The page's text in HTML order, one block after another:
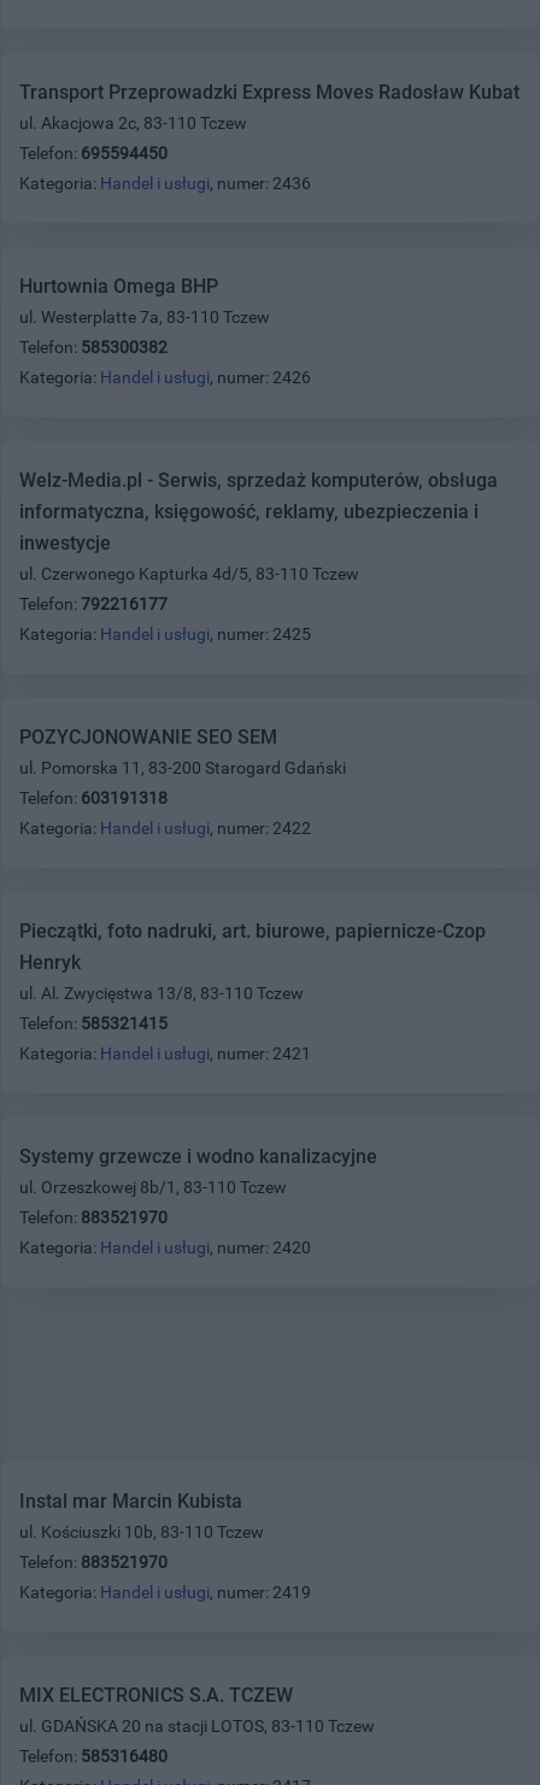
Transport Przeprowadzki Express Moves Radosław Kubat
ul. Akacjowa 2c, 83-110 Tczew
Telefon: 695594450
Kategoria: Handel i usługi, numer: 2436
Hurtownia Omega BHP
ul. Westerplatte 7a, 83-110 Tczew
Telefon: 585300382
Kategoria: Handel i usługi, numer: 2426
Welz-Media.pl - Serwis, sprzedaż komputerów, obsługa
informatyczna, księgowość, reklamy, ubezpieczenia i
inwestycje
ul. Czerwonego Kapturka 4d/5, 83-110 Tczew
Telefon: 792216177
Kategoria: Handel i usługi, numer: 2425
POZYCJONOWANIE SEO SEM
ul. Pomorska 11, 83-200 Starogard Gdański
Telefon: 603191318
Kategoria: Handel i usługi, numer: 2422
Pieczątki, foto nadruki, art. biurowe, papiernicze-Czop
Henryk
ul. Al. Zwycięstwa 13/8, 83-110 Tczew
Telefon: 585321415
Kategoria: Handel i usługi, numer: 2421
Systemy grzewcze i wodno kanalizacyjne
ul. Orzeszkowej 8b/1, 83-110 Tczew
Telefon: 883521970
Kategoria: Handel i usługi, numer: 2420
Instal mar Marcin Kubista
ul. Kościuszki 10b, 83-110 Tczew
Telefon: 883521970
Kategoria: Handel i usługi, numer: 2419
MIX ELECTRONICS S.A. TCZEW
ul. GDAŃSKA 20 na stacji LOTOS, 83-110 Tczew
Telefon: 585316480